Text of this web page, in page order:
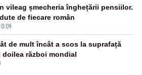
vileag șmecheria înghețării pensiilor.
de fiecare român
de mult încât a scos la suprafață
doilea război mondial